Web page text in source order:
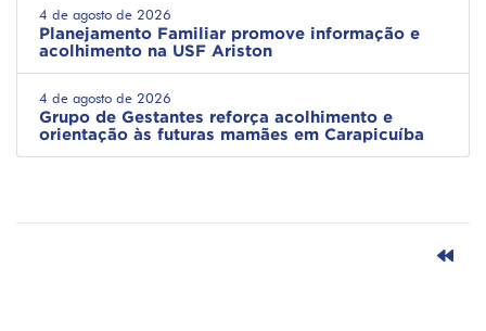
4 de agosto de 2026
Planejamento Familiar promove informação e
acolhimento na USF Ariston
4 de agosto de 2026
Grupo de Gestantes reforça acolhimento e
orientação às futuras mamães em Carapicuíba